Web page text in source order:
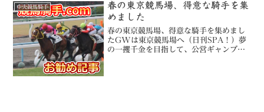
る者を含む」という文言が...
中央競馬騎手
春の東京競馬場、得意な騎手を集
めました
春の東京競馬場、得意な騎手を集めまし
たGWは東京競馬場へ（日刊SPA！）夢
の一攫千金を目指して、公営ギャンブル